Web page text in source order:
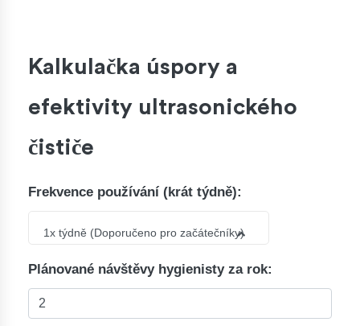
Kalkulačka úspory a
efektivity ultrasonického
čističe
Frekvence používání (krát týdně):
1x týdně (Doporučeno pro začátečníky)
Plánované návštěvy hygienisty za rok: